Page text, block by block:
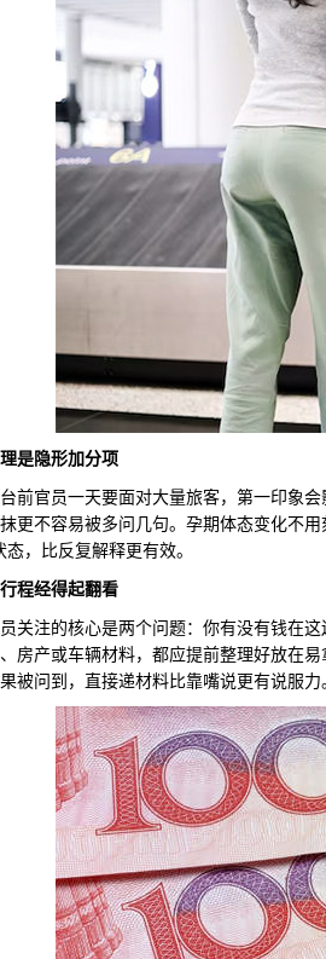
是隐形加分项
官员一天要面对大量旅客，第一印象会
更不容易被多问几句。孕期体态变化不
，比反复解释更有效。
程经得起翻看
注的核心是两个问题：你有没有钱在这
房产或车辆材料，都应提前整理好放在
被问到，直接递材料比靠嘴说更有说服力